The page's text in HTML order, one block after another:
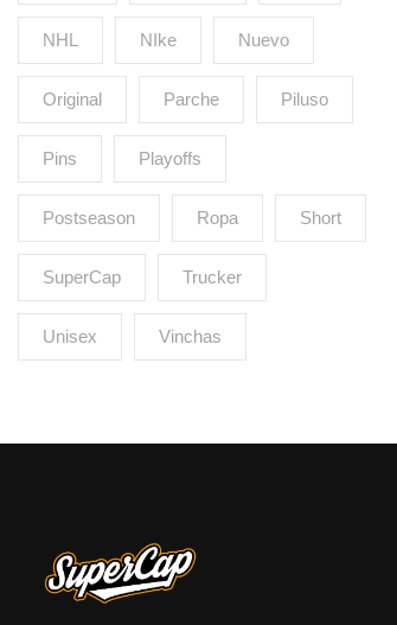
NHL NIke Nuevo
Original Parche Piluso
Pins Playoffs
Postseason Ropa Short
SuperCap Trucker
Unisex Vinchas